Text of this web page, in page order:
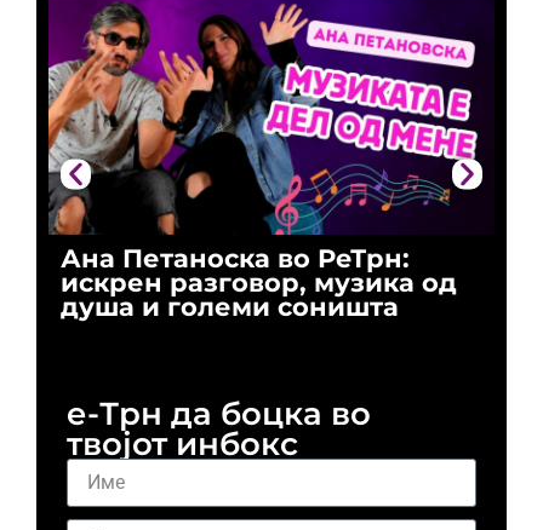
Ана Петаноска во РеТрн:
искрен разговор, музика од
душа и големи соништа
е-Трн да боцка во
твојот инбокс